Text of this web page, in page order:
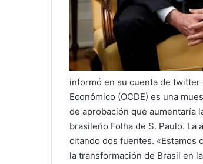
informó en su cuenta de twitter
Económico (OCDE) es una
de aprobación que aumentaría
brasileño Folha de S. Paulo.
citando dos fuentes. «Estamos
la transformación de Brasil en